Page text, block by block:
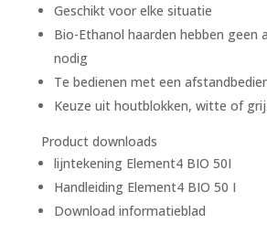
Geschikt voor elke situatie
Bio-Ethanol haarden hebben geen
nodig
Te bedienen met een
Keuze uit houtblokken, witte of
Product downloads
lijntekening Element4 BIO 50I
Handleiding Element4 BIO 50 I
Download informatieblad